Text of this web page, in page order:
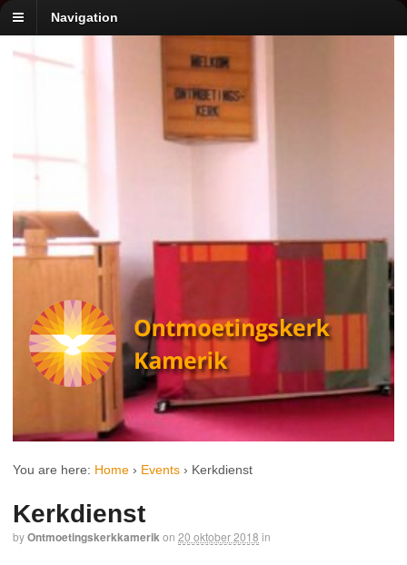
Navigation
You are here: Home › Events › Kerkdienst
Kerkdienst
byOntmoetingskerkkamerikon 20 oktober 2018 in